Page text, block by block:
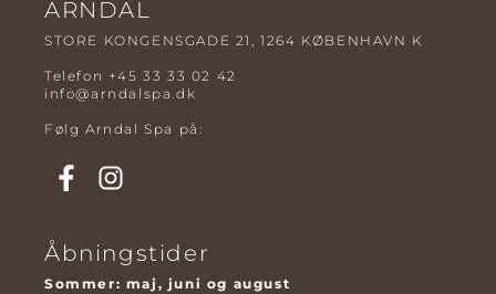
ARNDAL
STORE KONGENSGADE 21, 1264 KØBENHAVN K
Telefon +45 33 33 02 42
info@arndalspa.dk
Følg Arndal Spa på:
Åbningstider
Sommer: maj, juni og august